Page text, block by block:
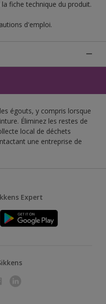
fiche technique du produit.
d'emploi.
égouts, y compris lorsque
Éliminez les restes de
local de déchets
une entreprise de
Expert